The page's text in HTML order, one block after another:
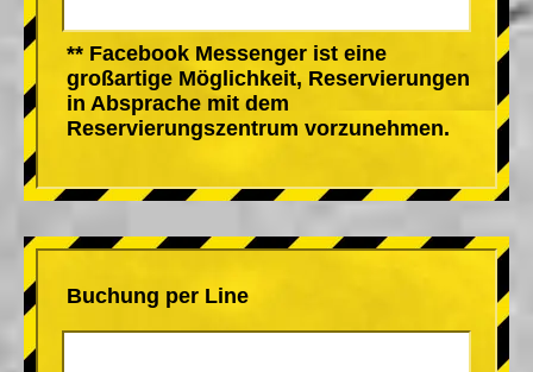
** Facebook Messenger ist eine
großartige Möglichkeit, Reservierungen
in Absprache mit dem
Reservierungszentrum vorzunehmen.
Buchung per Line